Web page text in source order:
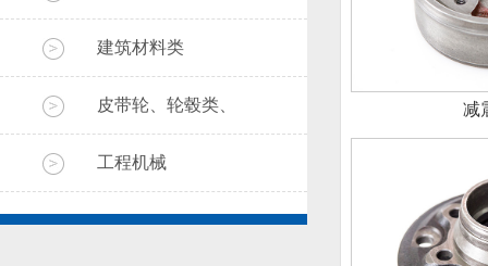
建筑材料类
皮带轮、轮毂类、
冷激合金铸铁、球
工程机械
减